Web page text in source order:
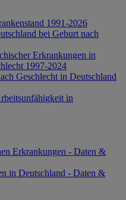
1991-2026
bei Geburt nach
Erkrankungen in
1997-2024
Geschlecht in Deutschland
in
Erkrankungen - Daten &
in Deutschland - Daten &